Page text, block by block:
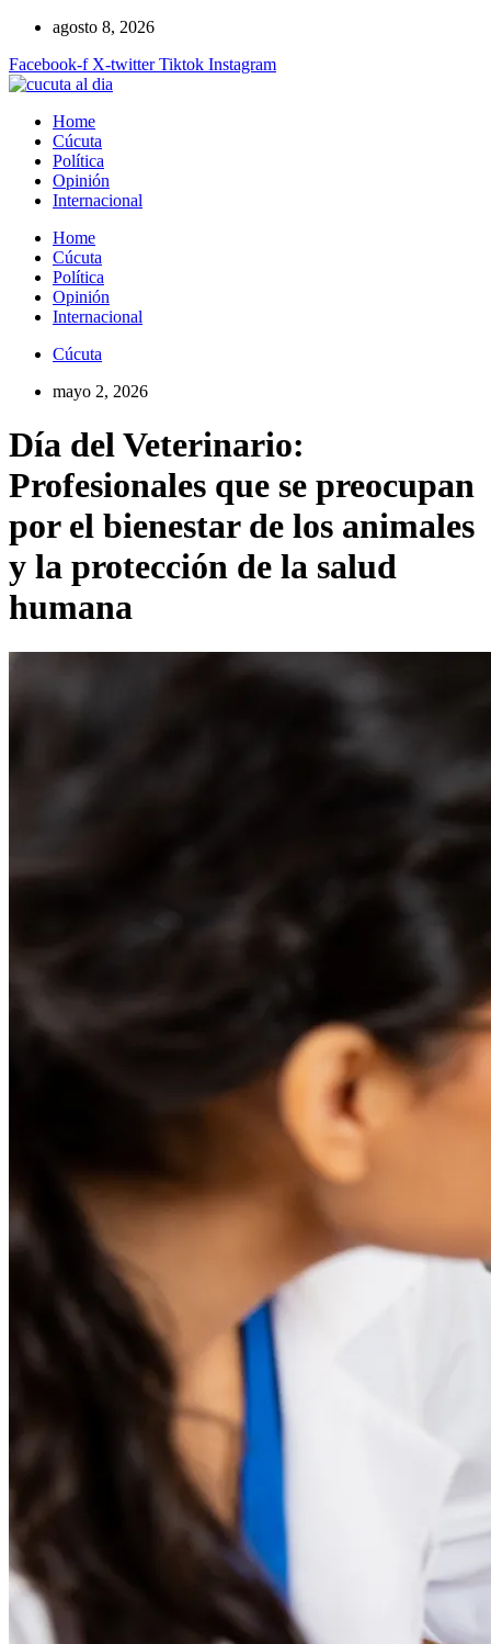
contenido
agosto 8, 2026
Facebook-f X-twitter Tiktok Instagram
Home
Cúcuta
Política
Opinión
Internacional
Home
Cúcuta
Política
Opinión
Internacional
Cúcuta
mayo 2, 2026
Día del Veterinario:
Profesionales que se preocupan
por el bienestar de los animales
y la protección de la salud
humana